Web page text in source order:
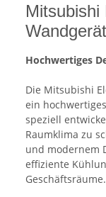
Mitsubishi
Hochwertiges
Die Mitsubishi
ein
speziell
Raumklima zu
und modernem
effiziente
Geschäftsräume.